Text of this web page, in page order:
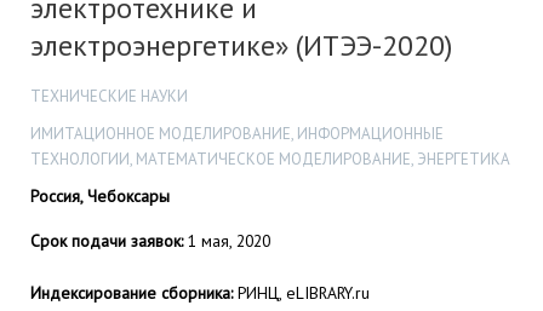
электроэнергетике» (ИТЭЭ-2020)
ТЕХНИЧЕСКИЕ НАУКИ
ИМИТАЦИОННОЕ МОДЕЛИРОВАНИЕ, ИНФОРМАЦИОННЫЕ
ТЕХНОЛОГИИ, МАТЕМАТИЧЕСКОЕ МОДЕЛИРОВАНИЕ, ЭНЕРГЕТИКА
Россия, Чебоксары
Срок подачи заявок:1 мая, 2020
Индексирование сборника:РИНЦ, eLIBRARY.ru